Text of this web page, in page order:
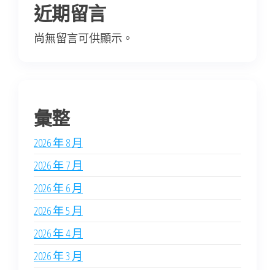
近期留言
尚無留言可供顯示。
彙整
2026 年 8 月
2026 年 7 月
2026 年 6 月
2026 年 5 月
2026 年 4 月
2026 年 3 月